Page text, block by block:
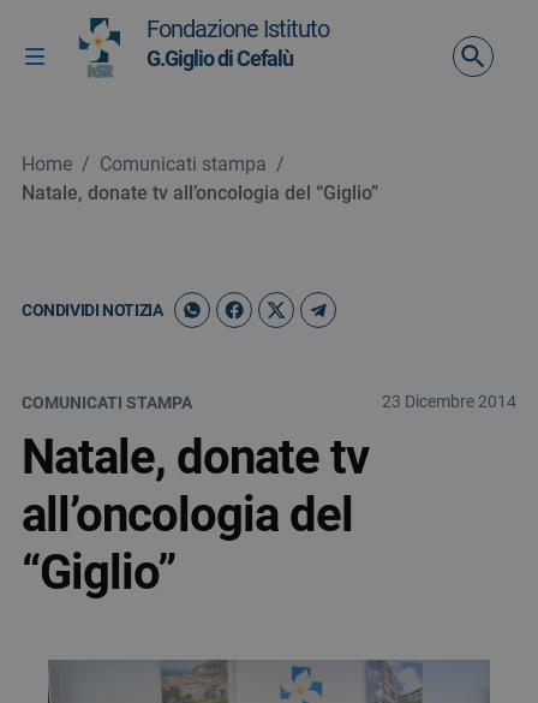
Vai ai contenuti
Vai al menu di navigazione
Vai al footer
Attiva / disattiva la navigazione
Fondazione Istituto
G.Giglio di Cefalù
Home / Comunicati stampa /
Natale, donate tv all’oncologia del “Giglio”
CONDIVIDI NOTIZIA
COMUNICATI STAMPA 23 Dicembre 2014
Natale, donate tv
all’oncologia del
“Giglio”